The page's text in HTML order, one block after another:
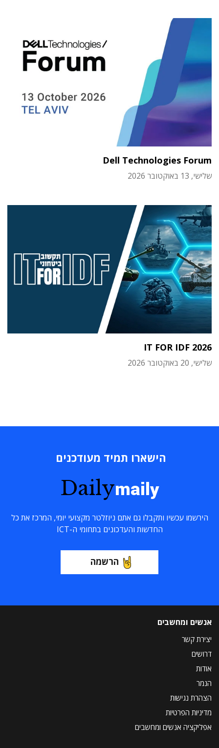
Dell Technologies Forum
שלישי, 13 באוקטובר 2026
IT FOR IDF 2026
שלישי, 20 באוקטובר 2026
הישארו תמיד מעודכנים
Dailymaily
הירשמו עכשיו ותקבלו גם אתם ניוזלטר מקצועי יומי, המרכז את כל
החדשות והעדכונים בתחומי ה-ICT
הרשמה
אנשים ומחשבים
יצירת קשר
דרושים
אודות
הנמר
הצהרת נגישות
מדיניות הפרטיות
אפליקציה אנשים ומחשבים